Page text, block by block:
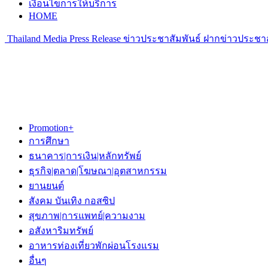
เงื่อนไขการให้บริการ
HOME
Thailand Media Press Release ข่าวประชาสัมพันธ์ ฝากข่าวประ
Promotion+
การศึกษา
ธนาคาร|การเงิน|หลักทรัพย์
ธุรกิจ|ตลาด|โฆษณา|อุตสาหกรรม
ยานยนต์
สังคม บันเทิง กอสซิป
สุขภาพ|การแพทย์|ความงาม
อสังหาริมทรัพย์
อาหารท่องเที่ยวพักผ่อนโรงแรม
อื่นๆ